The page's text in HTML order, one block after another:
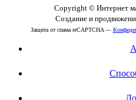
Copyright © Интернет
Создание и
Защита от спама reCAPTCHA —